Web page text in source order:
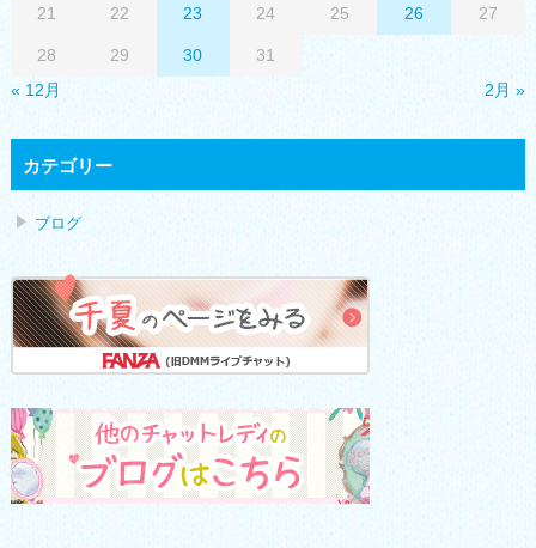
« 12月 2月 »
21 22 23 24 25 26 27
28 29 30 31
カテゴリー
ブログ